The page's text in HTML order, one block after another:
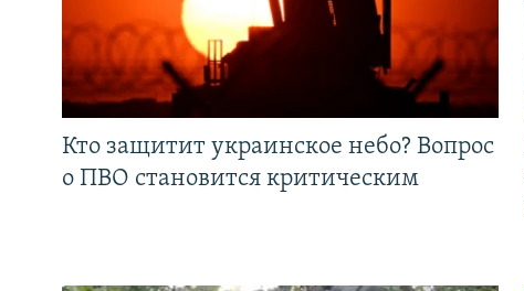
Кто защитит украинское небо? Вопрос
о ПВО становится критическим